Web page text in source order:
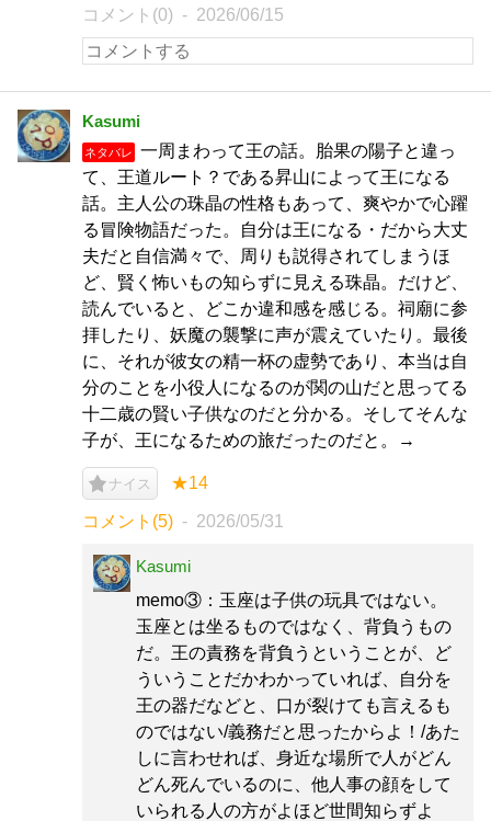
コメント(0) 2026/06/15
Kasumi
ネタバレ
一周まわって王の話。胎果の陽子と違っ
て、王道ルート？である昇山によって王になる
話。主人公の珠晶の性格もあって、爽やかで心躍
る冒険物語だった。自分は王になる・だから大丈
夫だと自信満々で、周りも説得されてしまうほ
ど、賢く怖いもの知らずに見える珠晶。だけど、
読んでいると、どこか違和感を感じる。祠廟に参
拝したり、妖魔の襲撃に声が震えていたり。最後
に、それが彼女の精一杯の虚勢であり、本当は自
分のことを小役人になるのが関の山だと思ってる
十二歳の賢い子供なのだと分かる。そしてそんな
子が、王になるための旅だったのだと。→
ナイス ★14
コメント(5) 2026/05/31
Kasumi
memo③：玉座は子供の玩具ではない。
玉座とは坐るものではなく、背負うもの
だ。王の責務を背負うということが、ど
ういうことだかわかっていれば、自分を
王の器だなどと、口が裂けても言えるも
のではない/義務だと思ったからよ！/あた
しに言わせれば、身近な場所で人がどん
どん死んでいるのに、他人事の顔をして
いられる人の方がよほど世間知らずよ